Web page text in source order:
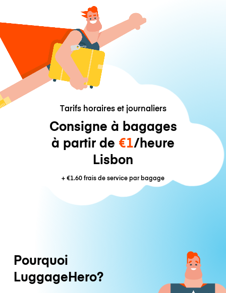
Tarifs horaires et journaliers
Consigne à bagages
à partir de €1/heure
Lisbon
+€1.60frais de service par bagage
Pourquoi
LuggageHero?